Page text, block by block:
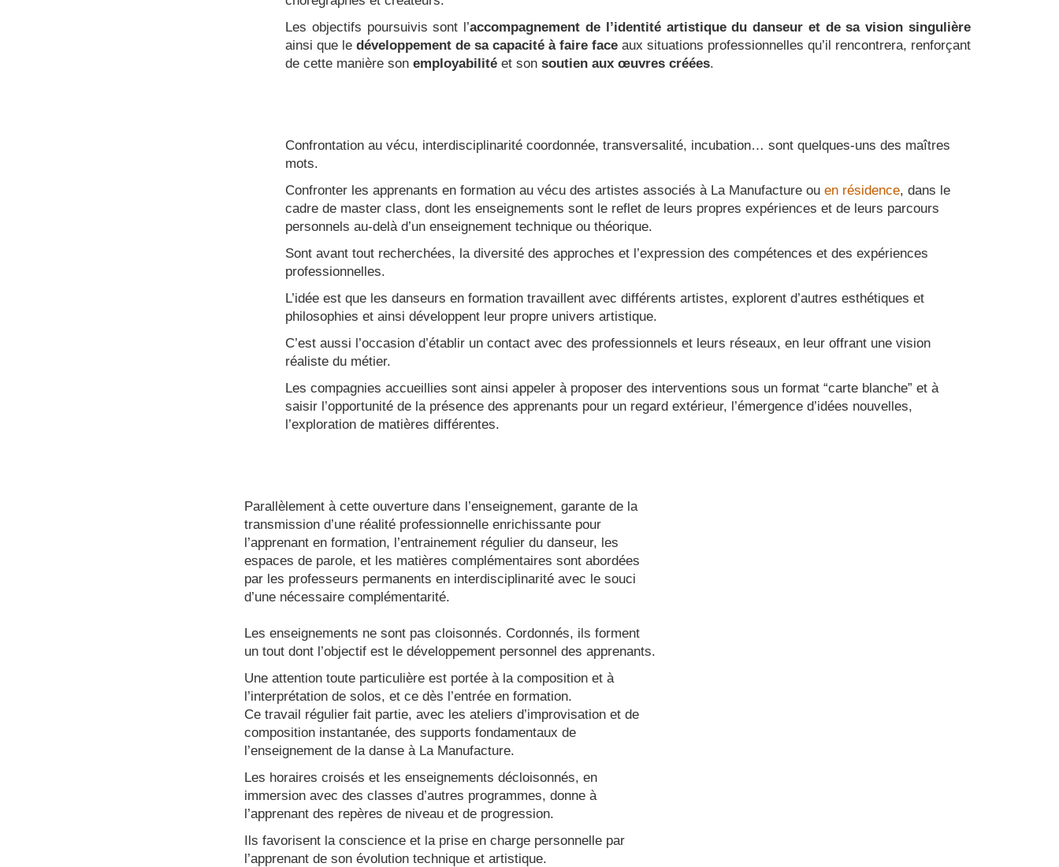
Les objectifs poursuivis sont l’accompagnement de l’identité artistique du danseur et de sa vision singulière
ainsi que le développement de sa capacité à faire face aux situations professionnelles qu’il rencontrera, renforçant
de cette manière son employabilité et son soutien aux œuvres créées.
Confrontation au vécu, interdisciplinarité coordonnée, transversalité, incubation… sont quelques-uns des maîtres
mots.
Confronter les apprenants en formation au vécu des artistes associés à La Manufacture ou en résidence, dans le
cadre de master class, dont les enseignements sont le reflet de leurs propres expériences et de leurs parcours
personnels au-delà d’un enseignement technique ou théorique.
Sont avant tout recherchées, la diversité des approches et l’expression des compétences et des expériences
professionnelles.
L’idée est que les danseurs en formation travaillent avec différents artistes, explorent d’autres esthétiques et
philosophies et ainsi développent leur propre univers artistique.
C’est aussi l’occasion d’établir un contact avec des professionnels et leurs réseaux, en leur offrant une vision
réaliste du métier.
Les compagnies accueillies sont ainsi appeler à proposer des interventions sous un format “carte blanche” et à
saisir l’opportunité de la présence des apprenants pour un regard extérieur, l’émergence d’idées nouvelles,
l’exploration de matières différentes.
Parallèlement à cette ouverture dans l’enseignement, garante de la
transmission d’une réalité professionnelle enrichissante pour
l’apprenant en formation, l’entrainement régulier du danseur, les
espaces de parole, et les matières complémentaires sont abordées
par les professeurs permanents en interdisciplinarité avec le souci
d’une nécessaire complémentarité.
Les enseignements ne sont pas cloisonnés. Cordonnés, ils forment
un tout dont l’objectif est le développement personnel des apprenants.
Une attention toute particulière est portée à la composition et à
l’interprétation de solos, et ce dès l’entrée en formation.
Ce travail régulier fait partie, avec les ateliers d’improvisation et de
composition instantanée, des supports fondamentaux de
l’enseignement de la danse à La Manufacture.
Les horaires croisés et les enseignements décloisonnés, en
immersion avec des classes d’autres programmes, donne à
l’apprenant des repères de niveau et de progression.
Ils favorisent la conscience et la prise en charge personnelle par
l’apprenant de son évolution technique et artistique.